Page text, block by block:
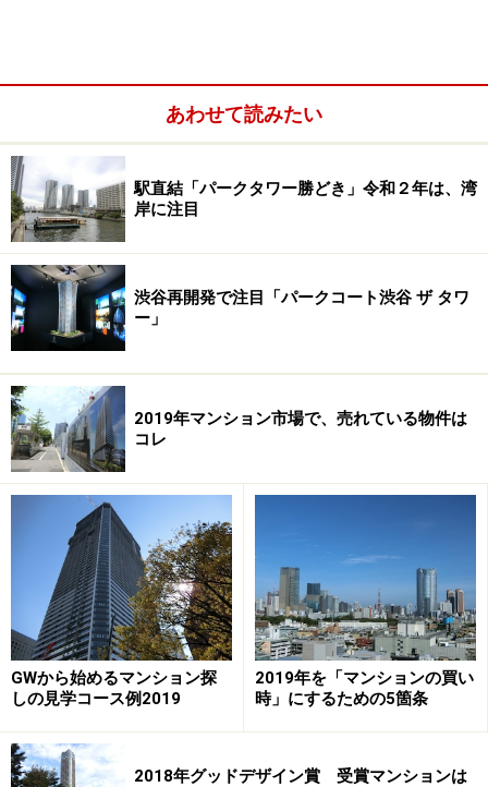
「パークシティ武蔵小山 ザ タワー」の完成予想模型
人気の理由の一つに挙げられるのが、再開発プロジェク
トへの期待の高さです。にぎわいのある商店街「パル
ム」がありかつ東急目黒線の開業で、都営三田線や南北
線経由で、「大手町」駅や「四ツ谷」駅といった都心エ
リアへダイレクトアクセスできる「武蔵小山」駅。林試
の森公園があるなど生活環境の魅力も高いエリアです。
ながく課題として挙げられていたのが、老朽化した住宅
決するために「武蔵小山駅周辺地域まちづくりビジョ
ン」などがつくられ将来像が示され、今回「武蔵小山パ
あわせて読みたい
駅直結「パークタワー勝どき」令和２年は、湾
岸に注目
渋谷再開発で注目「パークコート渋谷 ザ タワ
ー」
2019年マンション市場で、売れている物件は
コレ
GWから始めるマンション探
しの見学コース例2019
2019年を「マンションの買い
時」にするための5箇条
2018年グッドデザイン賞 受賞マンションは